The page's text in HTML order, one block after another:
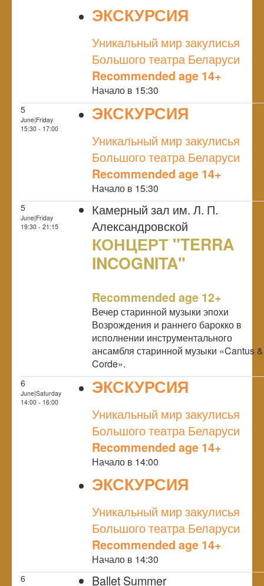
ЭКСКУРСИЯ
Уникальный мир закулисья
Большого театра Беларуси
Recommended age 14+
Начало в 15:30
5
June|Friday
15:30 - 17:00
ЭКСКУРСИЯ
Уникальный мир закулисья
Большого театра Беларуси
Recommended age 14+
Начало в 15:30
5
June|Friday
19:30 - 21:15
Камерный зал им. Л. П.
Александровской
КОНЦЕРТ "TERRA
INCOGNITA"
Recommended age 12+
Вечер старинной музыки эпохи
Возрождения и раннего барокко в
исполнении инструментального
ансамбля старинной музыки «Cantus &
Corde».
6
June|Saturday
14:00 - 16:00
ЭКСКУРСИЯ
Уникальный мир закулисья
Большого театра Беларуси
Recommended age 14+
Начало в 14:00
ЭКСКУРСИЯ
Уникальный мир закулисья
Большого театра Беларуси
Recommended age 14+
Начало в 14:30
6 Ballet Summer